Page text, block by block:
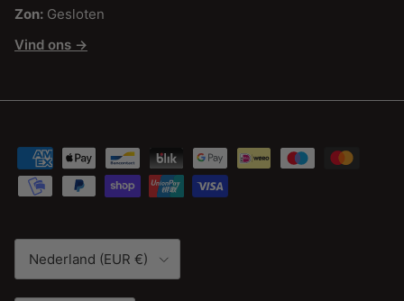
Zon: Gesloten
Vind ons →
Land/Regio
Nederland (EUR €)